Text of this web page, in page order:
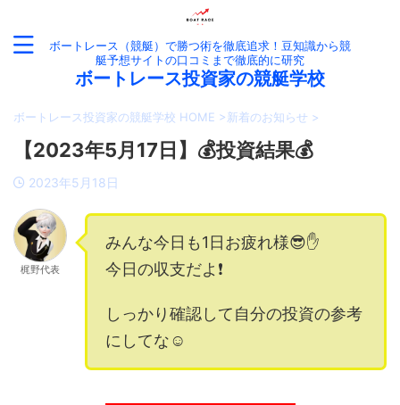
ボートレース（競艇）で勝つ術を徹底追求！豆知識から競
艇予想サイトの口コミまで徹底的に研究
ボートレース投資家の競艇学校
ボートレース投資家の競艇学校 HOME >新着のお知らせ >
【2023年5月17日】💰投資結果💰
2023年5月18日
梶野代表
みんな今日も1日お疲れ様😎✋
今日の収支だよ❗️
しっかり確認して自分の投資の参考
にしてな☺️